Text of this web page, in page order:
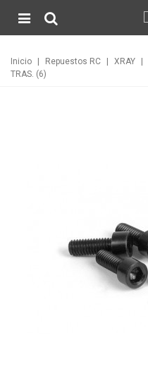
Inicio Repuestos RC XRAY
TRAS. (6)